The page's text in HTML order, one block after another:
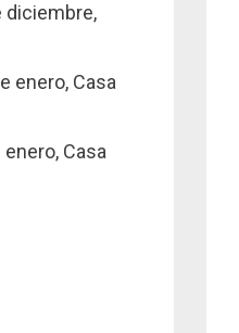
diciembre,
enero, Casa
Casa